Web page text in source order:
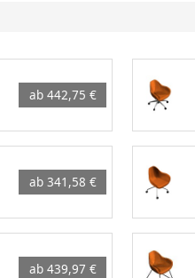
ab 442,75 €
ab 341,58 €
ab 439,97 €